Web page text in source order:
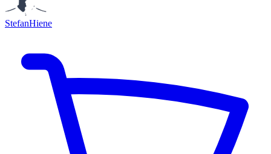
StefanHiene